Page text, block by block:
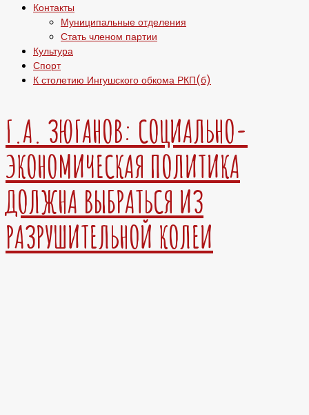
Контакты
Муниципальные отделения
Стать членом партии
Культура
Спорт
К столетию Ингушского обкома РКП(б)
Г.А. ЗЮГАНОВ: СОЦИАЛЬНО-
ЭКОНОМИЧЕСКАЯ ПОЛИТИКА
ДОЛЖНА ВЫБРАТЬСЯ ИЗ
РАЗРУШИТЕЛЬНОЙ КОЛЕИ